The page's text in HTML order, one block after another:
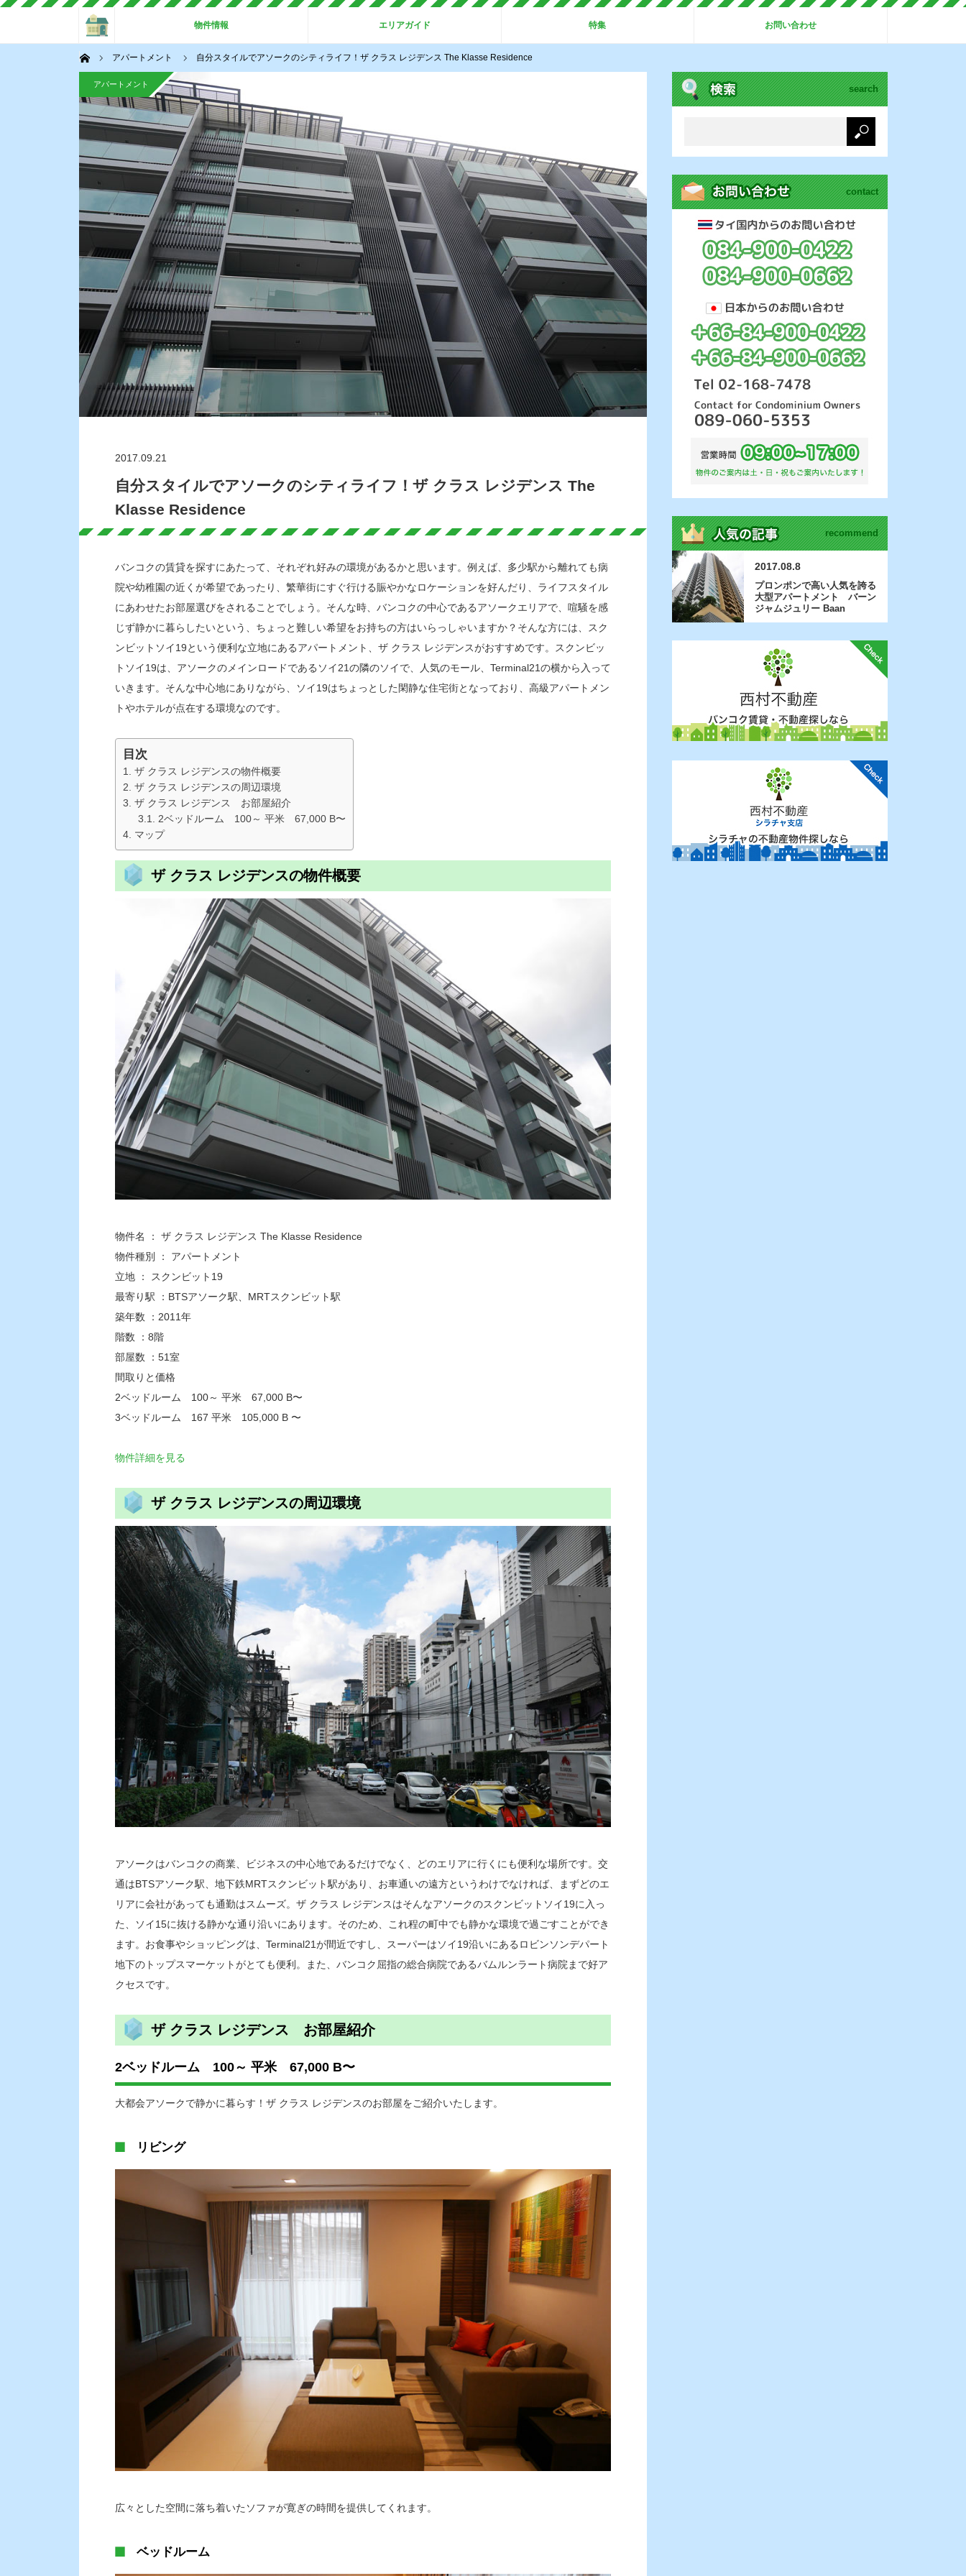
物件情報 エリアガイド 特集 お問い合わせ
ホーム アパートメント 自分スタイルでアソークのシティライフ！ザ クラス レジデンス The Klasse Residence
アパートメント
2017.09.21
自分スタイルでアソークのシティライフ！ザ クラス レジデンス The
Klasse Residence
バンコクの賃貸を探すにあたって、それぞれ好みの環境があるかと思います。例えば、多少駅から離れても病
院や幼稚園の近くが希望であったり、繁華街にすぐ行ける賑やかなロケーションを好んだり、ライフスタイル
にあわせたお部屋選びをされることでしょう。そんな時、バンコクの中心であるアソークエリアで、喧騒を感
じず静かに暮らしたいという、ちょっと難しい希望をお持ちの方はいらっしゃいますか？そんな方には、スク
ンビットソイ19という便利な立地にあるアパートメント、ザ クラス レジデンスがおすすめです。スクンビッ
トソイ19は、アソークのメインロードであるソイ21の隣のソイで、人気のモール、Terminal21の横から入って
いきます。そんな中心地にありながら、ソイ19はちょっとした閑静な住宅街となっており、高級アパートメン
トやホテルが点在する環境なのです。
目次
ザ クラス レジデンスの物件概要
ザ クラス レジデンスの周辺環境
ザ クラス レジデンス お部屋紹介
2ベッドルーム 100～ 平米 67,000 B〜
マップ
ザ クラス レジデンスの物件概要
物件名 ： ザ クラス レジデンス The Klasse Residence
物件種別 ： アパートメント
立地 ： スクンビット19
最寄り駅 ：BTSアソーク駅、MRTスクンビット駅
築年数 ：2011年
階数 ：8階
部屋数 ：51室
間取りと価格
2ベッドルーム 100～ 平米 67,000 B〜
3ベッドルーム 167 平米 105,000 B 〜
物件詳細を見る
ザ クラス レジデンスの周辺環境
アソークはバンコクの商業、ビジネスの中心地であるだけでなく、どのエリアに行くにも便利な場所です。交
通はBTSアソーク駅、地下鉄MRTスクンビット駅があり、お車通いの遠方というわけでなければ、まずどのエ
リアに会社があっても通勤はスムーズ。ザ クラス レジデンスはそんなアソークのスクンビットソイ19に入っ
た、ソイ15に抜ける静かな通り沿いにあります。そのため、これ程の町中でも静かな環境で過ごすことができ
ます。お食事やショッピングは、Terminal21が間近ですし、スーパーはソイ19沿いにあるロビンソンデパート
地下のトップスマーケットがとても便利。また、バンコク屈指の総合病院であるバムルンラート病院まで好ア
クセスです。
ザ クラス レジデンス お部屋紹介
2ベッドルーム 100～ 平米 67,000 B〜
大都会アソークで静かに暮らす！ザ クラス レジデンスのお部屋をご紹介いたします。
リビング
広々とした空間に落ち着いたソファが寛ぎの時間を提供してくれます。
ベッドルーム
search
contact
recommend
2017.08.8
プロンポンで高い人気を誇る
大型アパートメント バーン
ジャムジュリー Baan
Jamjuree